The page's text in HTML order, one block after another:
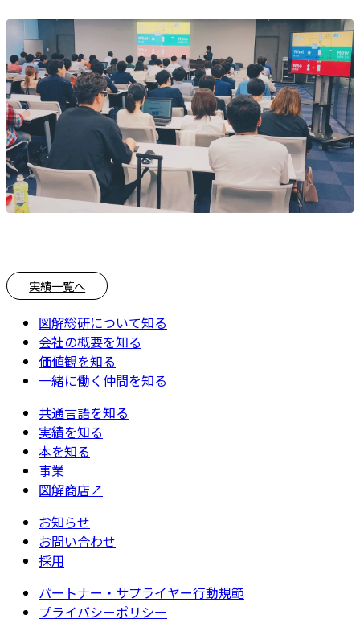
実績一覧へ
図解総研について知る
会社の概要を知る
価値観を知る
一緒に働く仲間を知る
共通言語を知る
実績を知る
本を知る
事業
図解商店↗
お知らせ
お問い合わせ
採用
パートナー・サプライヤー行動規範
プライバシーポリシー